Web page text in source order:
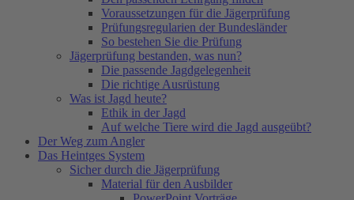
Voraussetzungen für die Jägerprüfung
Prüfungsregularien der Bundesländer
So bestehen Sie die Prüfung
Jägerprüfung bestanden, was nun?
Die passende Jagdgelegenheit
Die richtige Ausrüstung
Was ist Jagd heute?
Ethik in der Jagd
Auf welche Tiere wird die Jagd ausgeübt?
Der Weg zum Angler
Das Heintges System
Sicher durch die Jägerprüfung
Material für den Ausbilder